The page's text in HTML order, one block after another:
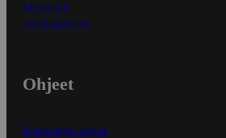
Myymälät
Asiakaspalvelu
Ohjeet
Ensitilaajan ohjeet